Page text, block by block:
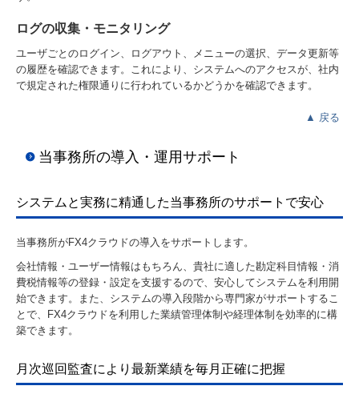
ログの収集・モニタリング
ユーザごとのログイン、ログアウト、メニューの選択、データ更新等
の履歴を確認できます。これにより、システムへのアクセスが、社内
で規定された権限通りに行われているかどうかを確認できます。
▲ 戻る
当事務所の導入・運用サポート
システムと実務に精通した当事務所のサポートで安心
当事務所がFX4クラウドの導入をサポートします。
会社情報・ユーザー情報はもちろん、貴社に適した勘定科目情報・消
費税情報等の登録・設定を支援するので、安心してシステムを利用開
始できます。また、システムの導入段階から専門家がサポートするこ
とで、FX4クラウドを利用した業績管理体制や経理体制を効率的に構
築できます。
月次巡回監査により最新業績を毎月正確に把握